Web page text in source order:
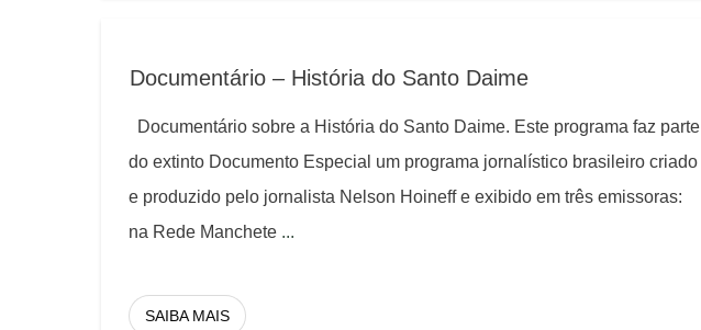
Documentário – História do Santo Daime
Documentário sobre a História do Santo Daime. Este programa faz parte
do extinto Documento Especial um programa jornalístico brasileiro criado
e produzido pelo jornalista Nelson Hoineff e exibido em três emissoras:
na Rede Manchete ...
SAIBA MAIS